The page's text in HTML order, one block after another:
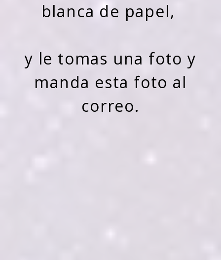
blanca de papel,
y le tomas una foto y
manda esta foto al
correo.